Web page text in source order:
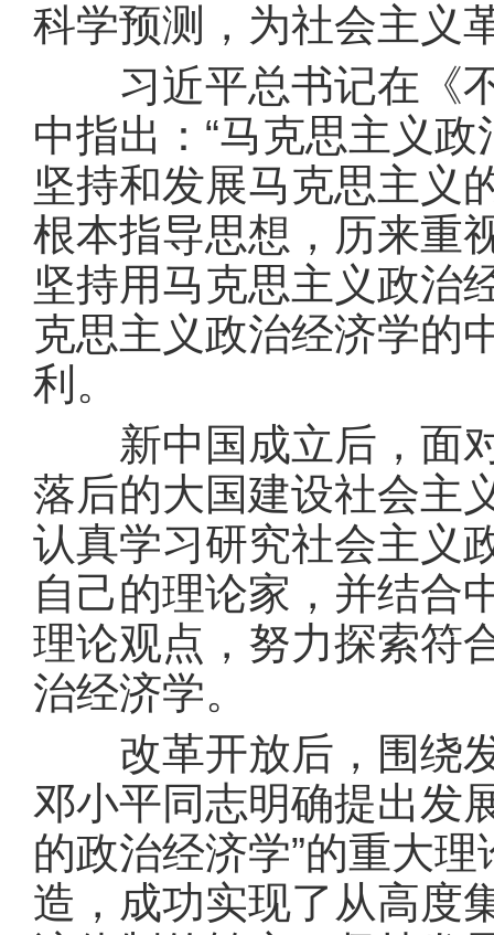
科学预测，为社会主义
习近平总书记在《不
中指出：“马克思主义
坚持和发展马克思主义
根本指导思想，历来重
坚持用马克思主义政治
克思主义政治经济学的
利。
新中国成立后，面对
落后的大国建设社会主
认真学习研究社会主义
自己的理论家，并结合
理论观点，努力探索符
治经济学。
改革开放后，围绕发
邓小平同志明确提出发
的政治经济学”的重大
造，成功实现了从高度